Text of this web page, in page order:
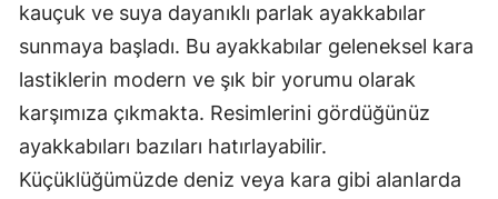
kauçuk ve suya dayanıklı parlak ayakkabılar
sunmaya başladı. Bu ayakkabılar geleneksel kara
lastiklerin modern ve şık bir yorumu olarak
karşımıza çıkmakta. Resimlerini gördüğünüz
ayakkabıları bazıları hatırlayabilir.
Küçüklüğümüzde deniz veya kara gibi alanlarda